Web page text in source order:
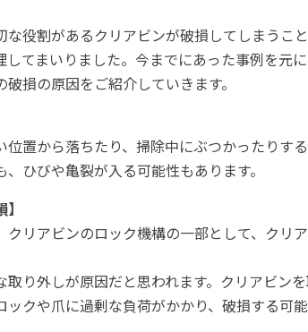
な役割があるクリアビンが破損してしまうこ
してまいりました。今までにあった事例を元
損の原因をご紹介していきます。
位置から落ちたり、掃除中にぶつかったりす
ひびや亀裂が入る可能性もあります。
クリアビンのロック機構の一部として、クリ
取り外しが原因だと思われます。クリアビン
ックや爪に過剰な負荷がかかり、破損する可能